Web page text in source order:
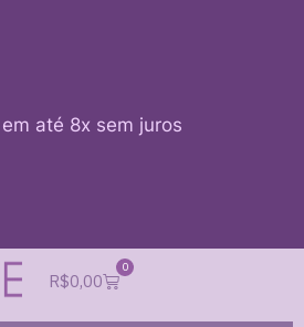
até 8x sem juros
R$0,00
0